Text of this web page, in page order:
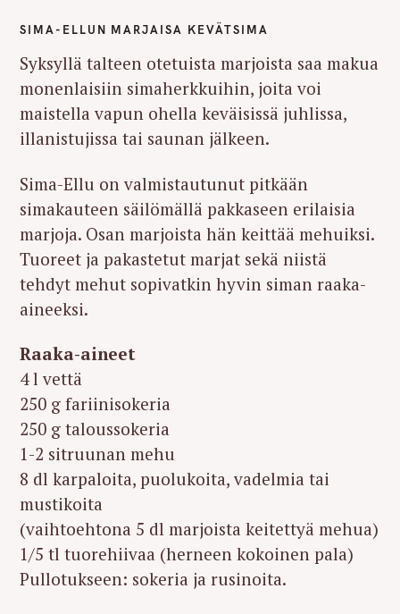
SIMA-ELLUN MARJAISA KEVÄTSIMA
Syksyllä talteen otetuista marjoista saa makua
monenlaisiin simaherkkuihin, joita voi
maistella vapun ohella keväisissä juhlissa,
illanistujissa tai saunan jälkeen.
Sima-Ellu on valmistautunut pitkään
simakauteen säilömällä pakkaseen erilaisia
marjoja. Osan marjoista hän keittää mehuiksi.
Tuoreet ja pakastetut marjat sekä niistä
tehdyt mehut sopivatkin hyvin siman raaka-
aineeksi.
Raaka-aineet
4 l vettä
250 g fariinisokeria
250 g taloussokeria
1-2 sitruunan mehu
8 dl karpaloita, puolukoita, vadelmia tai
mustikoita
(vaihtoehtona 5 dl marjoista keitettyä mehua)
1/5 tl tuorehiivaa (herneen kokoinen pala)
Pullotukseen: sokeria ja rusinoita.